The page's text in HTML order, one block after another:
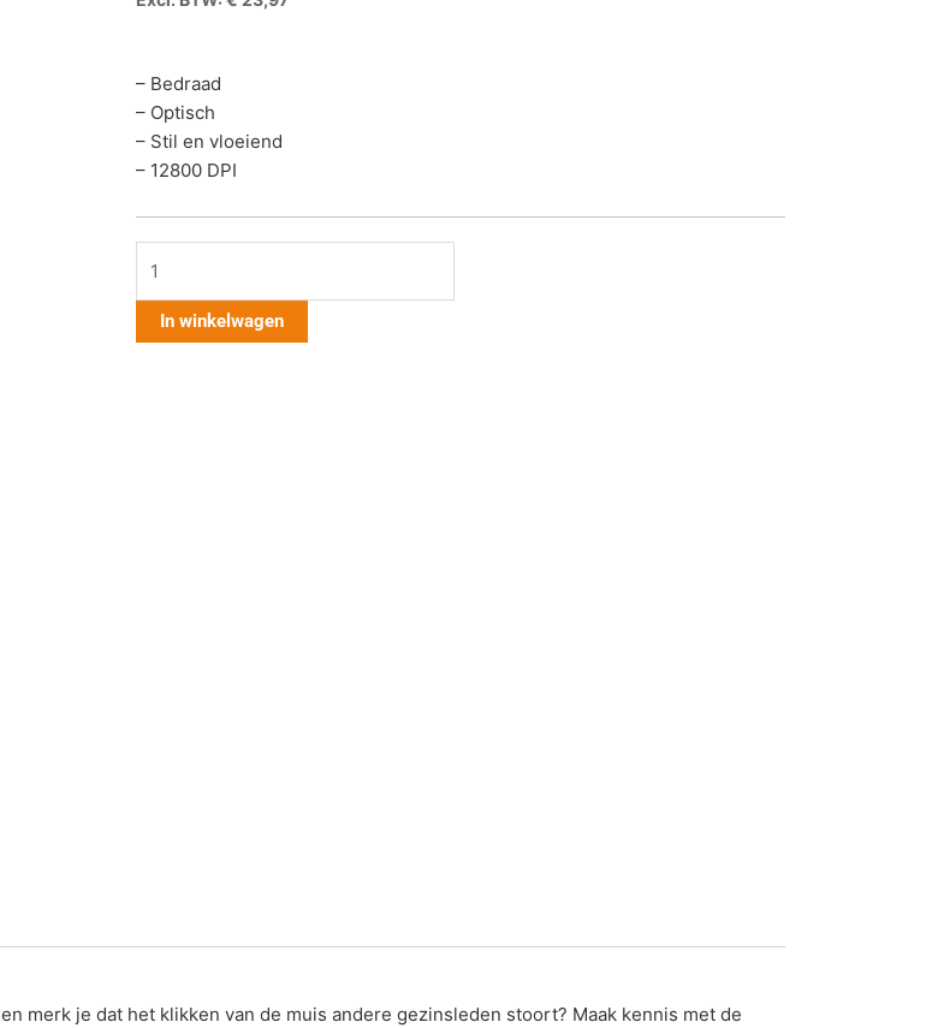
– Bedraad
– Optisch
– Stil en vloeiend
– 12800 DPI
Gaming
Mouse
Xenon
In winkelwagen
merk je dat het klikken van de muis andere gezinsleden stoort? Maak kennis met de